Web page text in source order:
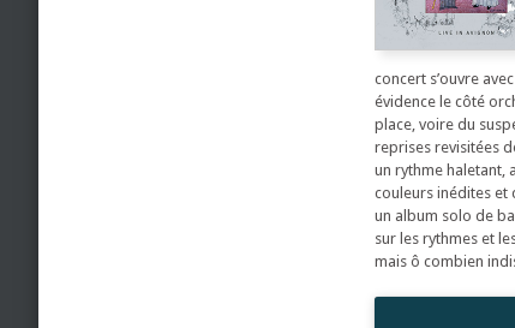
concert s’ouvre
évidence le côté
place, voire du
reprises revisitées
un rythme haletant,
couleurs inédites et
un album solo de
sur les rythmes et
mais ô combien